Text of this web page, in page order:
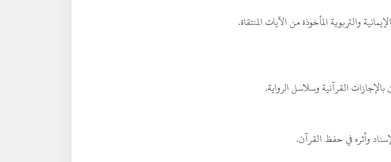
والتربوية المأخوذة من الآيات المنتقاة.
بالإجازات القرآنية وسلاسل الرواية.
وأثره في حفظ القرآن.